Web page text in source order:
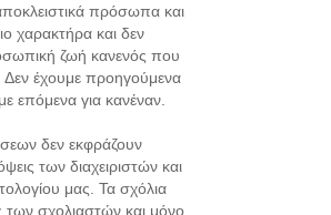
πρόσωπα και
χαρακτήρα και δεν
ζωή κανενός που
έχουμε προηγούμενα
επόμενα για κανέναν.
δεν εκφράζουν
των διαχειριστών και
μας. Τα σχόλια
των σχολιαστών και μόνο